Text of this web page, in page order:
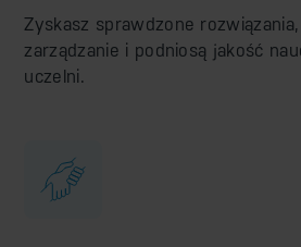
Zyskasz sprawdzone
zarządzanie i podniosą jakość
uczelni.